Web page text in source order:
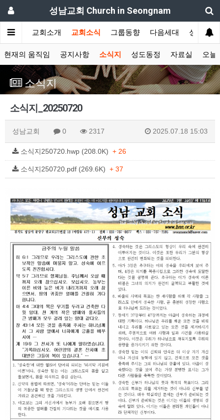
성남교회 Church in Seongnam
교회소개 교회소식 그룹동향 다음세대 성도간증
현재의 움직임 공지사항 소식지 성도동정 자료실 오늘
소식지
소식지_20250720
성남교회 0 2317 2025.07.18 15:03
소식지250720.hwp (208.0K) + 26
소식지250720.pdf (269.6K) + 37